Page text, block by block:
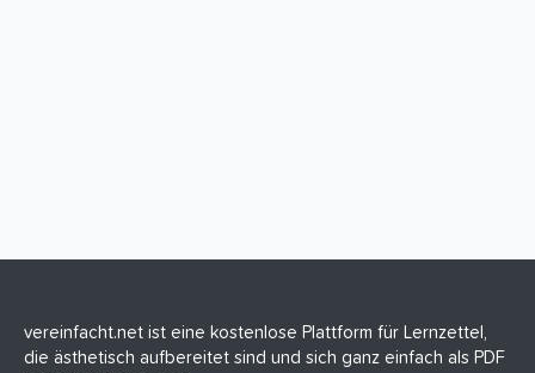
vereinfacht.net ist eine kostenlose Plattform für Lernzettel,
die ästhetisch aufbereitet sind und sich ganz einfach als PDF